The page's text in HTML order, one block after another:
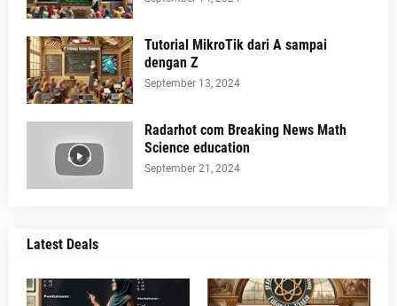
Tutorial MikroTik dari A sampai
dengan Z
September 13, 2024
Radarhot com Breaking News Math
Science education
September 21, 2024
Latest Deals